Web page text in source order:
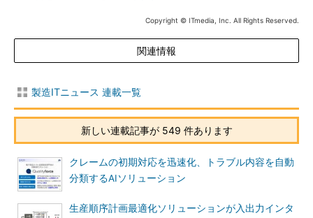
Copyright © ITmedia, Inc. All Rights Reserved.
関連情報
製造ITニュース 連載一覧
新しい連載記事が 549 件あります
クレームの初期対応を迅速化、トラブル内容を自動
分類するAIソリューション
生産順序計画最適化ソリューションが入出力インタ